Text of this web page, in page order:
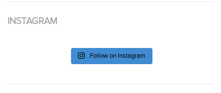
INSTAGRAM
Follow on Instagram